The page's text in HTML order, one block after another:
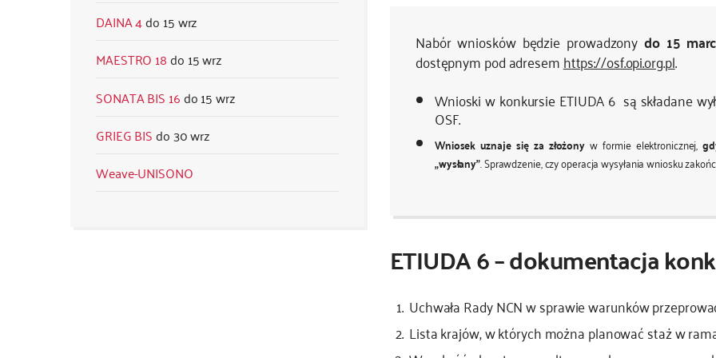
DAINA 4
15 wrz
MAESTRO 18
15 wrz
SONATA BIS 16
15 wrz
GRIEG BIS
30 wrz
Weave-UNISONO
Nabór wniosków będzie prowadzonydo 15
dostępnym pod adresemhttps://osf.opi.org.pl.
Wnioski w konkursie ETIUDA 6 są składane
OSF.
Wniosek uznaje się za złożony w formie elektronicznej,
„wysłany”. Sprawdzenie, czy operacja wysyłania wniosku
ETIUDA 6 – dokumentacja
Uchwała Rady NCN w sprawie warunków
Lista krajów, w których można planować staż w